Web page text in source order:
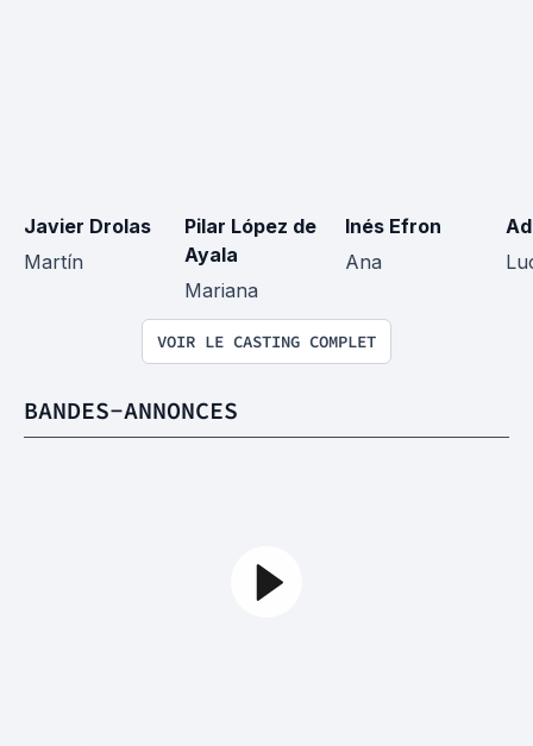
Javier Drolas
Martín
Pilar López de
Ayala
Mariana
Inés Efron
Ana
VOIR LE CASTING COMPLET
BANDES-ANNONCES